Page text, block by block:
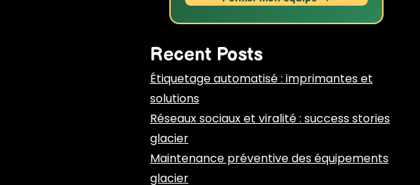
Recent Posts
Étiquetage automatisé : imprimantes et
solutions
Réseaux sociaux et viralité : success stories
glacier
Maintenance préventive des équipements
glacier